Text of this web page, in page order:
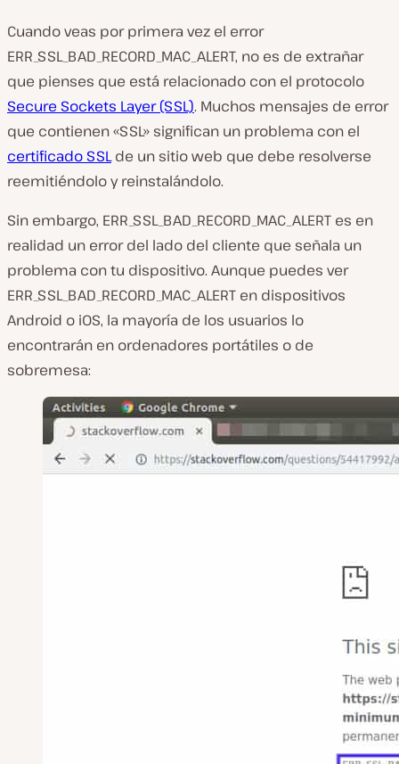
Cuando veas por primera vez el error
ERR_SSL_BAD_RECORD_MAC_ALERT, no es de extrañar
que pienses que está relacionado con el protocolo
Secure Sockets Layer (SSL). Muchos mensajes de error
que contienen «SSL» significan un problema con el
certificado SSLde un sitio web que debe resolverse
reemitiéndolo y reinstalándolo.
Sin embargo, ERR_SSL_BAD_RECORD_MAC_ALERT es en
realidad un error del lado del cliente que señala un
problema con tu dispositivo. Aunque puedes ver
ERR_SSL_BAD_RECORD_MAC_ALERT en dispositivos
Android o iOS, la mayoría de los usuarios lo
encontrarán en ordenadores portátiles o de
sobremesa: